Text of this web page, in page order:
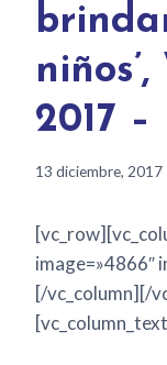
2017
13 diciembre, 2017
image=»4866″
[/vc_column][/